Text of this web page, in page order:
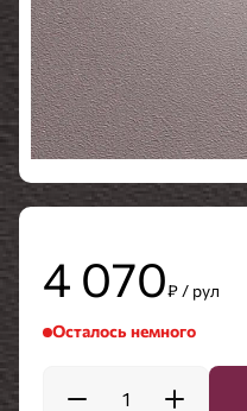
4 070₽ / рул
Осталось немного
1